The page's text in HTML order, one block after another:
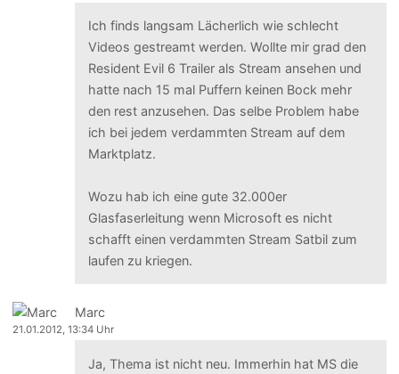
Ich finds langsam Lächerlich wie schlecht
Videos gestreamt werden. Wollte mir grad den
Resident Evil 6 Trailer als Stream ansehen und
hatte nach 15 mal Puffern keinen Bock mehr
den rest anzusehen. Das selbe Problem habe
ich bei jedem verdammten Stream auf dem
Marktplatz.
Wozu hab ich eine gute 32.000er
Glasfaserleitung wenn Microsoft es nicht
schafft einen verdammten Stream Satbil zum
laufen zu kriegen.
Marc
21.01.2012, 13:34 Uhr
Ja, Thema ist nicht neu. Immerhin hat MS die